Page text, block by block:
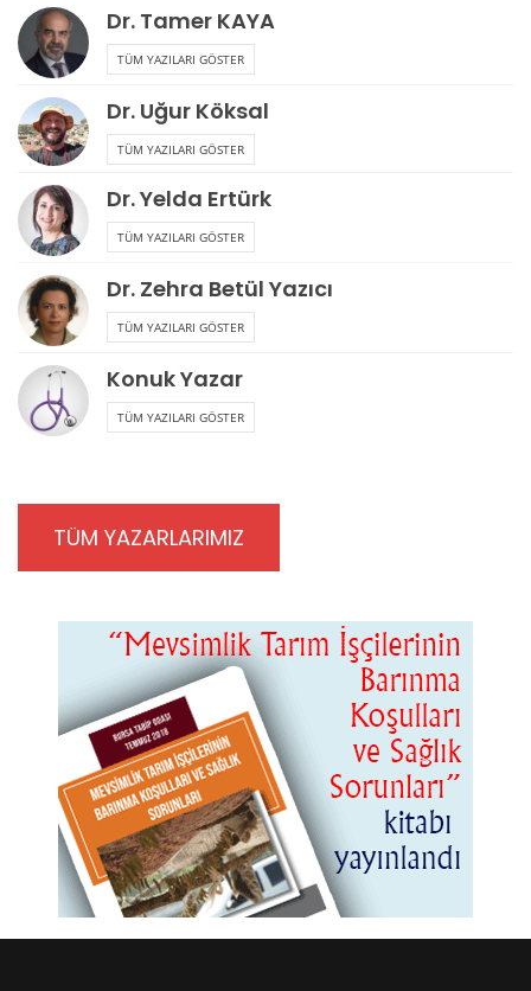
Dr. Tamer KAYA
TÜM YAZILARI GÖSTER
Dr. Uğur Köksal
TÜM YAZILARI GÖSTER
Dr. Yelda Ertürk
TÜM YAZILARI GÖSTER
Dr. Zehra Betül Yazıcı
TÜM YAZILARI GÖSTER
Konuk Yazar
TÜM YAZILARI GÖSTER
TÜM YAZARLARIMIZ